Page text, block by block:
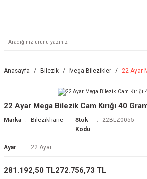
Anasayfa Bilezik Mega Bilezikler 22 Ayar
22 Ayar Mega Bilezik Cam Kırığı 40 Gram
Marka Bilezikhane
Stok
Kodu
22BLZ0055
Ayar
22 Ayar
281.192,50 TL272.756,73 TL